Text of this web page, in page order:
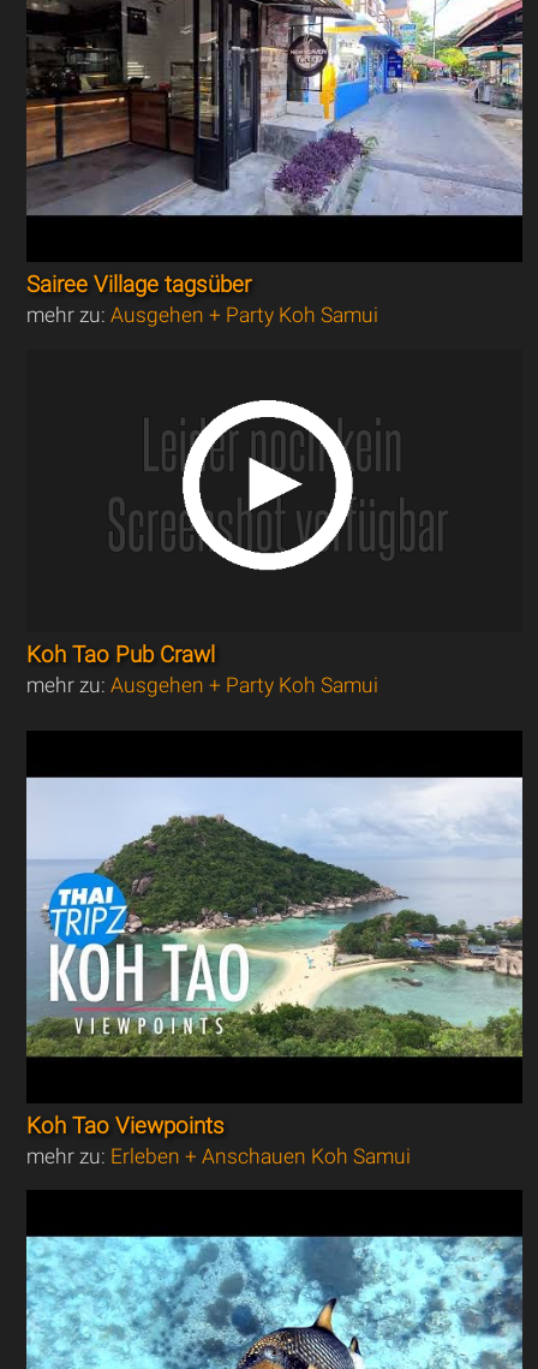
Sairee Village tagsüber
mehr zu:Ausgehen + Party Koh Samui
Koh Tao Pub Crawl
mehr zu:Ausgehen + Party Koh Samui
Koh Tao Viewpoints
mehr zu: Erleben + Anschauen Koh Samui